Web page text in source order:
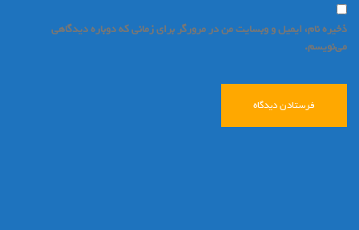
ذخیره نام، ایمیل و وبسایت من در مرورگر برای زمانی که دوباره دیدگاهی
می‌نویسم.